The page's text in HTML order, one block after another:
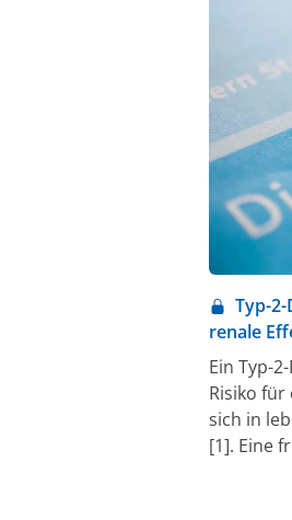
Typ-
renale
Ein Typ-
Risiko für
sich in
[1]. Eine